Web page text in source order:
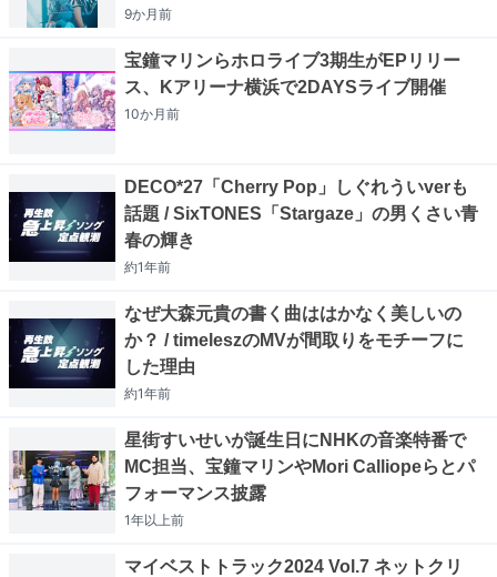
9か月前
宝鐘マリンらホロライブ3期生がEPリリー
ス、Kアリーナ横浜で2DAYSライブ開催
10か月前
DECO*27「Cherry Pop」しぐれういverも
話題 / SixTONES「Stargaze」の男くさい青
春の輝き
約1年前
なぜ大森元貴の書く曲ははかなく美しいの
か？ / timeleszのMVが間取りをモチーフに
した理由
約1年前
星街すいせいが誕生日にNHKの音楽特番で
MC担当、宝鐘マリンやMori Calliopeらとパ
フォーマンス披露
1年以上前
マイベストトラック2024 Vol.7 ネットクリ